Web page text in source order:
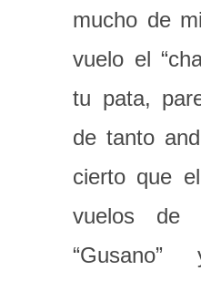
mucho de
vuelo el
tu pata,
de tanto
cierto que
vuelos de